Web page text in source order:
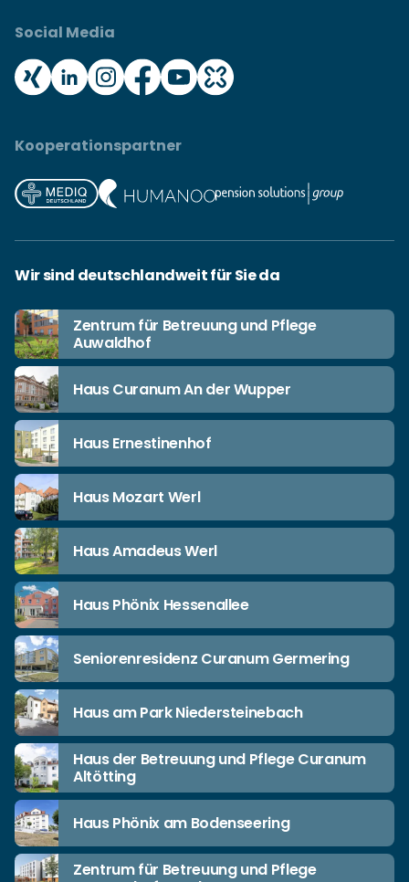
Social Media
Kooperationspartner
Wir sind deutschlandweit für Sie da
Zentrum für Betreuung und Pflege
Auwaldhof
Haus Curanum An der Wupper
Haus Ernestinenhof
Haus Mozart Werl
Haus Amadeus Werl
Haus Phönix Hessenallee
Seniorenresidenz Curanum Germering
Haus am Park Niedersteinebach
Haus der Betreuung und Pflege Curanum
Altötting
Haus Phönix am Bodenseering
Zentrum für Betreuung und Pflege